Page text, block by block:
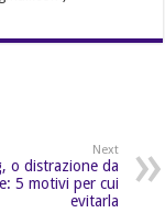
Next
o distrazione da
5 motivi per cui
evitarla